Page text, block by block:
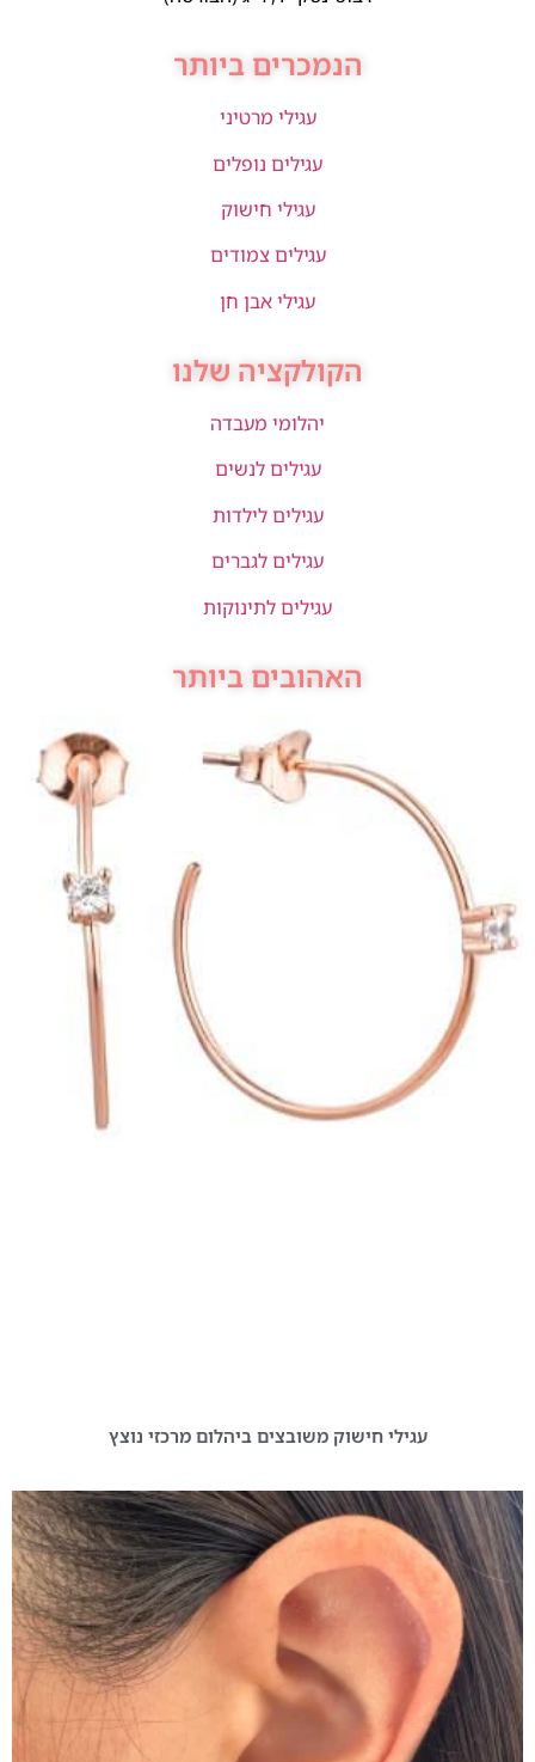
הנמכרים ביותר
עגילי מרטיני
עגילים נופלים
עגילי חישוק
עגילים צמודים
עגילי אבן חן
הקולקציה שלנו
יהלומי מעבדה
עגילים לנשים
עגילים לילדות
עגילים לגברים
עגילים לתינוקות
האהובים ביותר
עגילי חישוק משובצים ביהלום מרכזי נוצץ